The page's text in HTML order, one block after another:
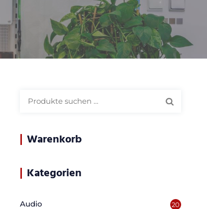
Warenkorb
Kategorien
Audio 20